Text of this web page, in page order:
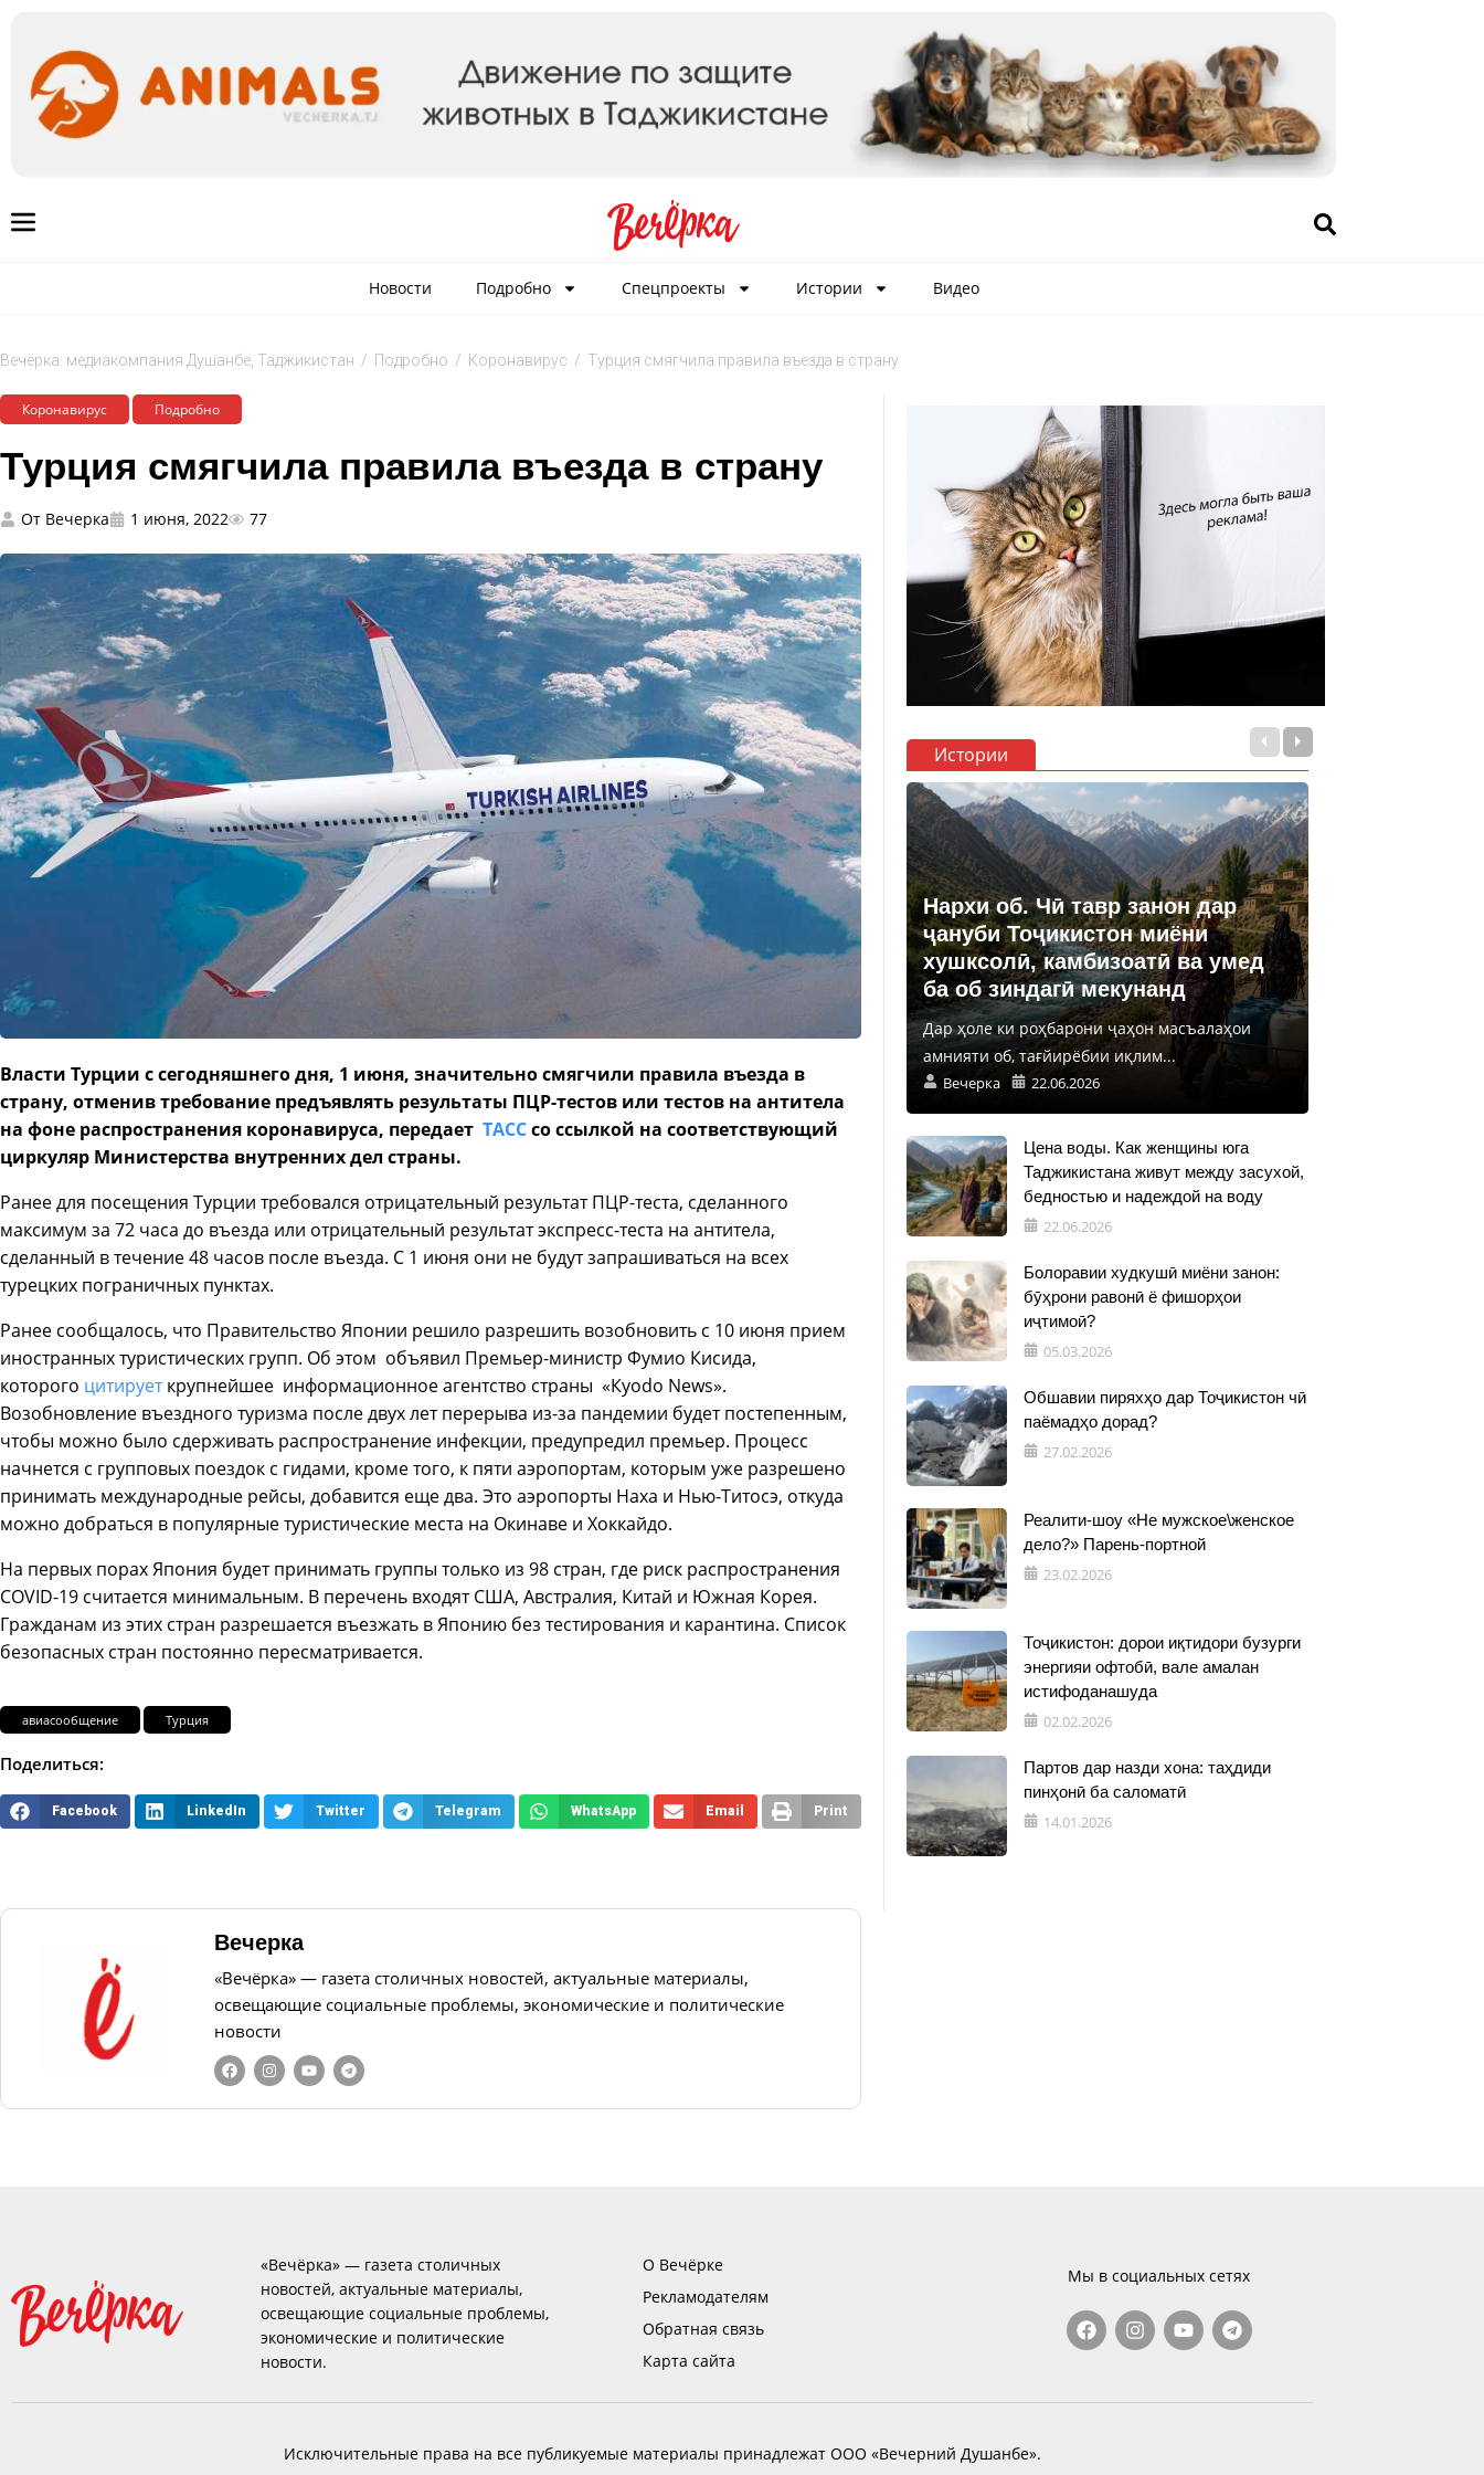
Новости Подробно Спецпроекты Истории Видео
Вечёрка: медиакомпания Душанбе, Таджикистан / Подробно / Коронавирус / Турция смягчила правила въезда в страну
Коронавирус Подробно
Турция смягчила правила въезда в страну
От Вечерка 1 июня, 2022 77
Власти Турции с сегодняшнего дня, 1 июня, значительно смягчили правила въезда в
страну, отменив требование предъявлять результаты ПЦР-тестов или тестов на антитела
на фоне распространения коронавируса, передает ТАССсо ссылкой на соответствующий
циркуляр Министерства внутренних дел страны.
Ранее для посещения Турции требовался отрицательный результат ПЦР-теста, сделанного
максимум за 72 часа до въезда или отрицательный результат экспресс-теста на антитела,
сделанный в течение 48 часов после въезда. С 1 июня они не будут запрашиваться на всех
турецких пограничных пунктах.
Ранее сообщалось, что Правительство Японии решило разрешить возобновить с 10 июня прием
иностранных туристических групп. Об этом объявил Премьер-министр Фумио Кисида,
которого цитируеткрупнейшее информационное агентство страны «Кyodo News».
Возобновление въездного туризма после двух лет перерыва из-за пандемии будет постепенным,
чтобы можно было сдерживать распространение инфекции, предупредил премьер. Процесс
начнется с групповых поездок с гидами, кроме того, к пяти аэропортам, которым уже разрешено
принимать международные рейсы, добавится еще два. Это аэропорты Наха и Нью-Титосэ, откуда
можно добраться в популярные туристические места на Окинаве и Хоккайдо.
На первых порах Япония будет принимать группы только из 98 стран, где риск распространения
COVID-19 считается минимальным. В перечень входят США, Австралия, Китай и Южная Корея.
Гражданам из этих стран разрешается въезжать в Японию без тестирования и карантина. Список
безопасных стран постоянно пересматривается.
авиасообщение Турция
Поделиться:
Facebook LinkedIn Twitter Telegram WhatsApp Email Print
Вечерка
«Вечёрка» — газета столичных новостей, актуальные материалы,
освещающие социальные проблемы, экономические и политические
новости
Истории
Нархи об. Чӣ тавр занон дар
ҷануби Тоҷикистон миёни
хушксолӣ, камбизоатӣ ва умед
ба об зиндагӣ мекунанд
Дар ҳоле ки роҳбарони ҷаҳон масъалаҳои
амнияти об, тағйирёбии иқлим...
Вечерка 22.06.2026
Цена воды. Как женщины юга
Таджикистана живут между засухой,
бедностью и надеждой на воду
22.06.2026
Болоравии худкушӣ миёни занон:
бӯҳрони равонӣ ё фишорҳои
иҷтимоӣ?
05.03.2026
Обшавии пиряхҳо дар Тоҷикистон чӣ
паёмадҳо дорад?
27.02.2026
Реалити-шоу «Не мужское\женское
дело?» Парень-портной
23.02.2026
Тоҷикистон: дорои иқтидори бузурги
энергияи офтобӣ, вале амалан
истифоданашуда
02.02.2026
Партов дар назди хона: таҳдиди
пинҳонӣ ба саломатӣ
14.01.2026
«Вечёрка» — газета столичных
новостей, актуальные материалы,
освещающие социальные проблемы,
экономические и политические
новости.
О Вечёрке
Рекламодателям
Обратная связь
Карта сайта
Мы в социальных сетях
Исключительные права на все публикуемые материалы принадлежат ООО «Вечерний Душанбе».